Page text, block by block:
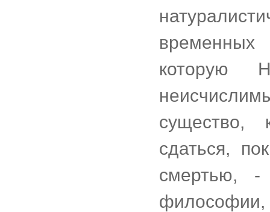
временных
которую
существо,
сдаться,
смертью, -